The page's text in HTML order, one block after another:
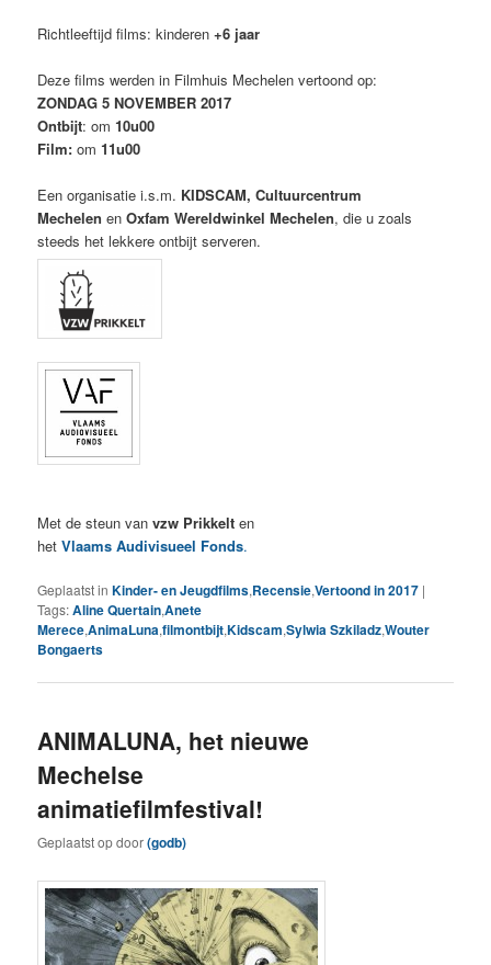
Richtleeftijd films: kinderen+6 jaar
Deze films werden in Filmhuis Mechelen vertoond op:
ZONDAG 5 NOVEMBER 2017
Ontbijt: om 10u00
Film:om 11u00
Een organisatie i.s.m. KIDSCAM, Cultuurcentrum
Mechelen enOxfam Wereldwinkel Mechelen, die u zoals
steeds het lekkere ontbijt serveren.
Met de steun vanvzw Prikkelt en
hetVlaams Audivisueel Fonds.
Geplaatst in Kinder- en Jeugdfilms,Recensie,Vertoond in 2017 |
Tags:Aline Quertain,Anete
Merece,AnimaLuna,filmontbijt,Kidscam,Sylwia Szkiladz,Wouter
Bongaerts
ANIMALUNA, het nieuwe
Mechelse
animatiefilmfestival!
Geplaatst opdoor(godb)